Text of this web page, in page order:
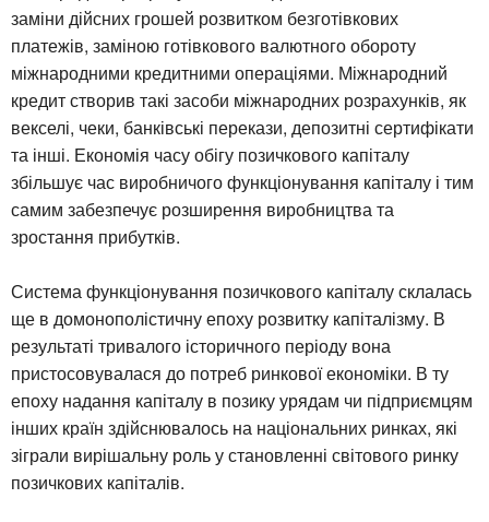
заміни дійсних грошей розвитком безготівкових
платежів, заміною готівкового валютного обороту
міжнародними кредитними операціями. Міжнародний
кредит створив такі засоби міжнародних розрахунків, як
векселі, чеки, банківські перекази, депозитні сертифікати
та інші. Економія часу обігу позичкового капіталу
збільшує час виробничого функціонування капіталу і тим
самим забезпечує розширення виробництва та
зростання прибутків.
Система функціонування позичкового капіталу склалась
ще в домонополістичну епоху розвитку капіталізму. В
результаті тривалого історичного періоду вона
пристосовувалася до потреб ринкової економіки. В ту
епоху надання капіталу в позику урядам чи підприємцям
інших країн здійснювалось на національних ринках, які
зіграли вирішальну роль у становленні світового ринку
позичкових капіталів.